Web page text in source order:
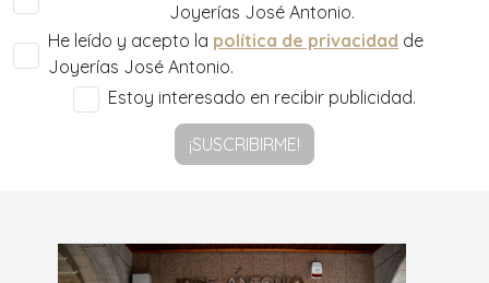
Joyerías José Antonio.
He leído y acepto la política de privacidad de
Joyerías José Antonio.
Estoy interesado en recibir publicidad.
¡SUSCRIBIRME!